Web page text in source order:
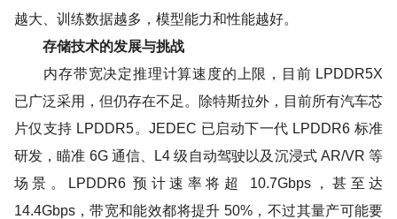
越大、训练数据越多，模型能力和性能越好。
存储技术的发展与挑战
内存带宽决定推理计算速度的上限，目前 LPDDR5X
已广泛采用，但仍存在不足。除特斯拉外，目前所有汽车芯
片仅支持 LPDDR5。JEDEC 已启动下一代 LPDDR6 标准
研发，瞄准 6G 通信、L4 级自动驾驶以及沉浸式 AR/VR 等
场景。LPDDR6 预计速率将超 10.7Gbps，甚至达
14.4Gbps，带宽和能效都将提升 50%，不过其量产可能要